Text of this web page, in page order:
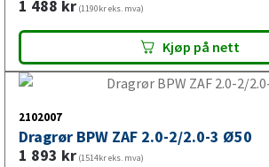
1 488 kr (1190kr eks. mva)
Kjøp på nett
2102007
Dragrør BPW ZAF 2.0-2/2.0-3 Ø50
1 893 kr (1514kr eks. mva)